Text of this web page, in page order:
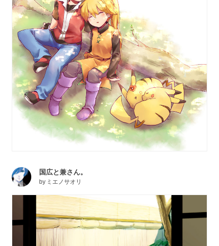
国広と兼さん。
by ミエノサオリ